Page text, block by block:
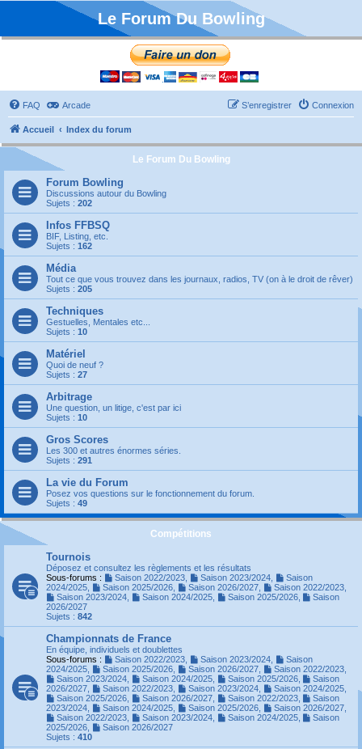
Le Forum Du Bowling
FAQ Arcade Connexion
S’enregistrer
Accueil Index du forum
Le Forum Du Bowling
Forum Bowling
Discussions autour du Bowling
Sujets : 202
Infos FFBSQ
BIF, Listing, etc.
Sujets : 162
Média
Tout ce que vous trouvez dans les journaux, radios, TV (on à le droit de rêver)
Sujets : 205
Techniques
Gestuelles, Mentales etc...
Sujets : 10
Matériel
Quoi de neuf ?
Sujets : 27
Arbitrage
Une question, un litige, c'est par ici
Sujets : 10
Gros Scores
Les 300 et autres énormes séries.
Sujets : 291
La vie du Forum
Posez vos questions sur le fonctionnement du forum.
Sujets : 49
Compétitions
Tournois
Déposez et consultez les règlements et les résultats
Sous-forums :
Saison 2022/2023, Saison 2023/2024,
Saison
2024/2025
Saison 2025/2026, Saison 2026/2027, Saison 2022/2023,
Saison 2023/2024, Saison 2024/2025, Saison 2025/2026,
Saison
2026/2027
Sujets : 842
Championnats de France
En équipe, individuels et doublettes
Sous-forums :
Saison 2022/2023, Saison 2023/2024,
Saison
2024/2025
Saison 2025/2026, Saison 2026/2027, Saison 2022/2023,
Saison 2023/2024, Saison 2024/2025, Saison 2025/2026,
Saison
2026/2027
Saison 2022/2023, Saison 2023/2024, Saison 2024/2025,
Saison 2025/2026, Saison 2026/2027, Saison 2022/2023,
Saison
2023/2024
Saison 2024/2025, Saison 2025/2026, Saison 2026/2027,
Saison 2022/2023, Saison 2023/2024, Saison 2024/2025,
Saison
2025/2026
Saison 2026/2027
Sujets : 410